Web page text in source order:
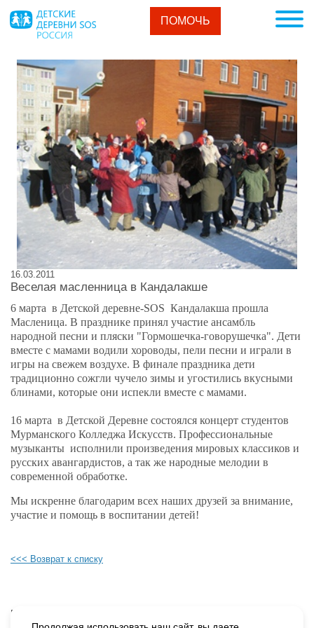
ПОМОЧЬ
16.03.2011
Веселая масленница в Кандалакше
6 марта в Детской деревне-SOS Кандалакша прошла
Масленица. В празднике принял участие ансамбль
народной песни и пляски "Гормошечка-говорушечка". Дети
вместе с мамами водили хороводы, пели песни и играли в
игры на свежем воздухе. В финале праздника дети
традиционно сожгли чучело зимы и угостились вкусными
блинами, которые они испекли вместе с мамами.
16 марта в Детской Деревне состоялся концерт студентов
Мурманского Колледжа Искусств. Профессиональные
музыканты исполнили произведения мировых классиков и
русских авангардистов, а так же народные мелодии в
современной обработке.
Мы искренне благодарим всех наших друзей за внимание,
участие и помощь в воспитании детей!
<<< Возврат к списку
Будьте в курсе наших событий, подпишитесь на новости и акции